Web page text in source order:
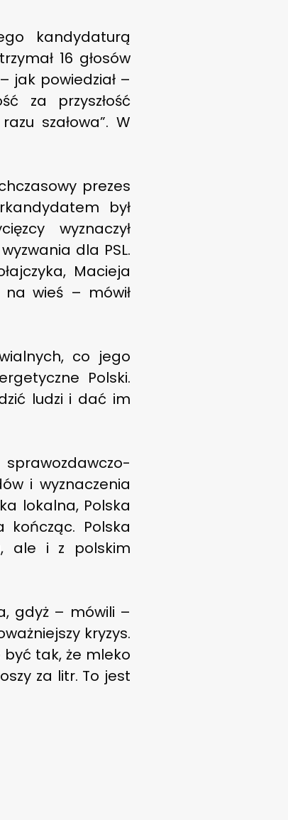
kandydaturą
16 głosów
jak powiedział –
za przyszłość
szałowa”. W
prezes
był
wyznaczył
dla PSL.
Macieja
wieś – mówił
co jego
Polski.
ludzi i dać im
i wyznaczenia
lokalna, Polska
Polska
ale i z polskim
gdyż – mówili –
kryzys.
tak, że mleko
za litr. To jest